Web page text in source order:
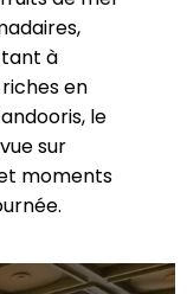
à
en
le
sur
moments